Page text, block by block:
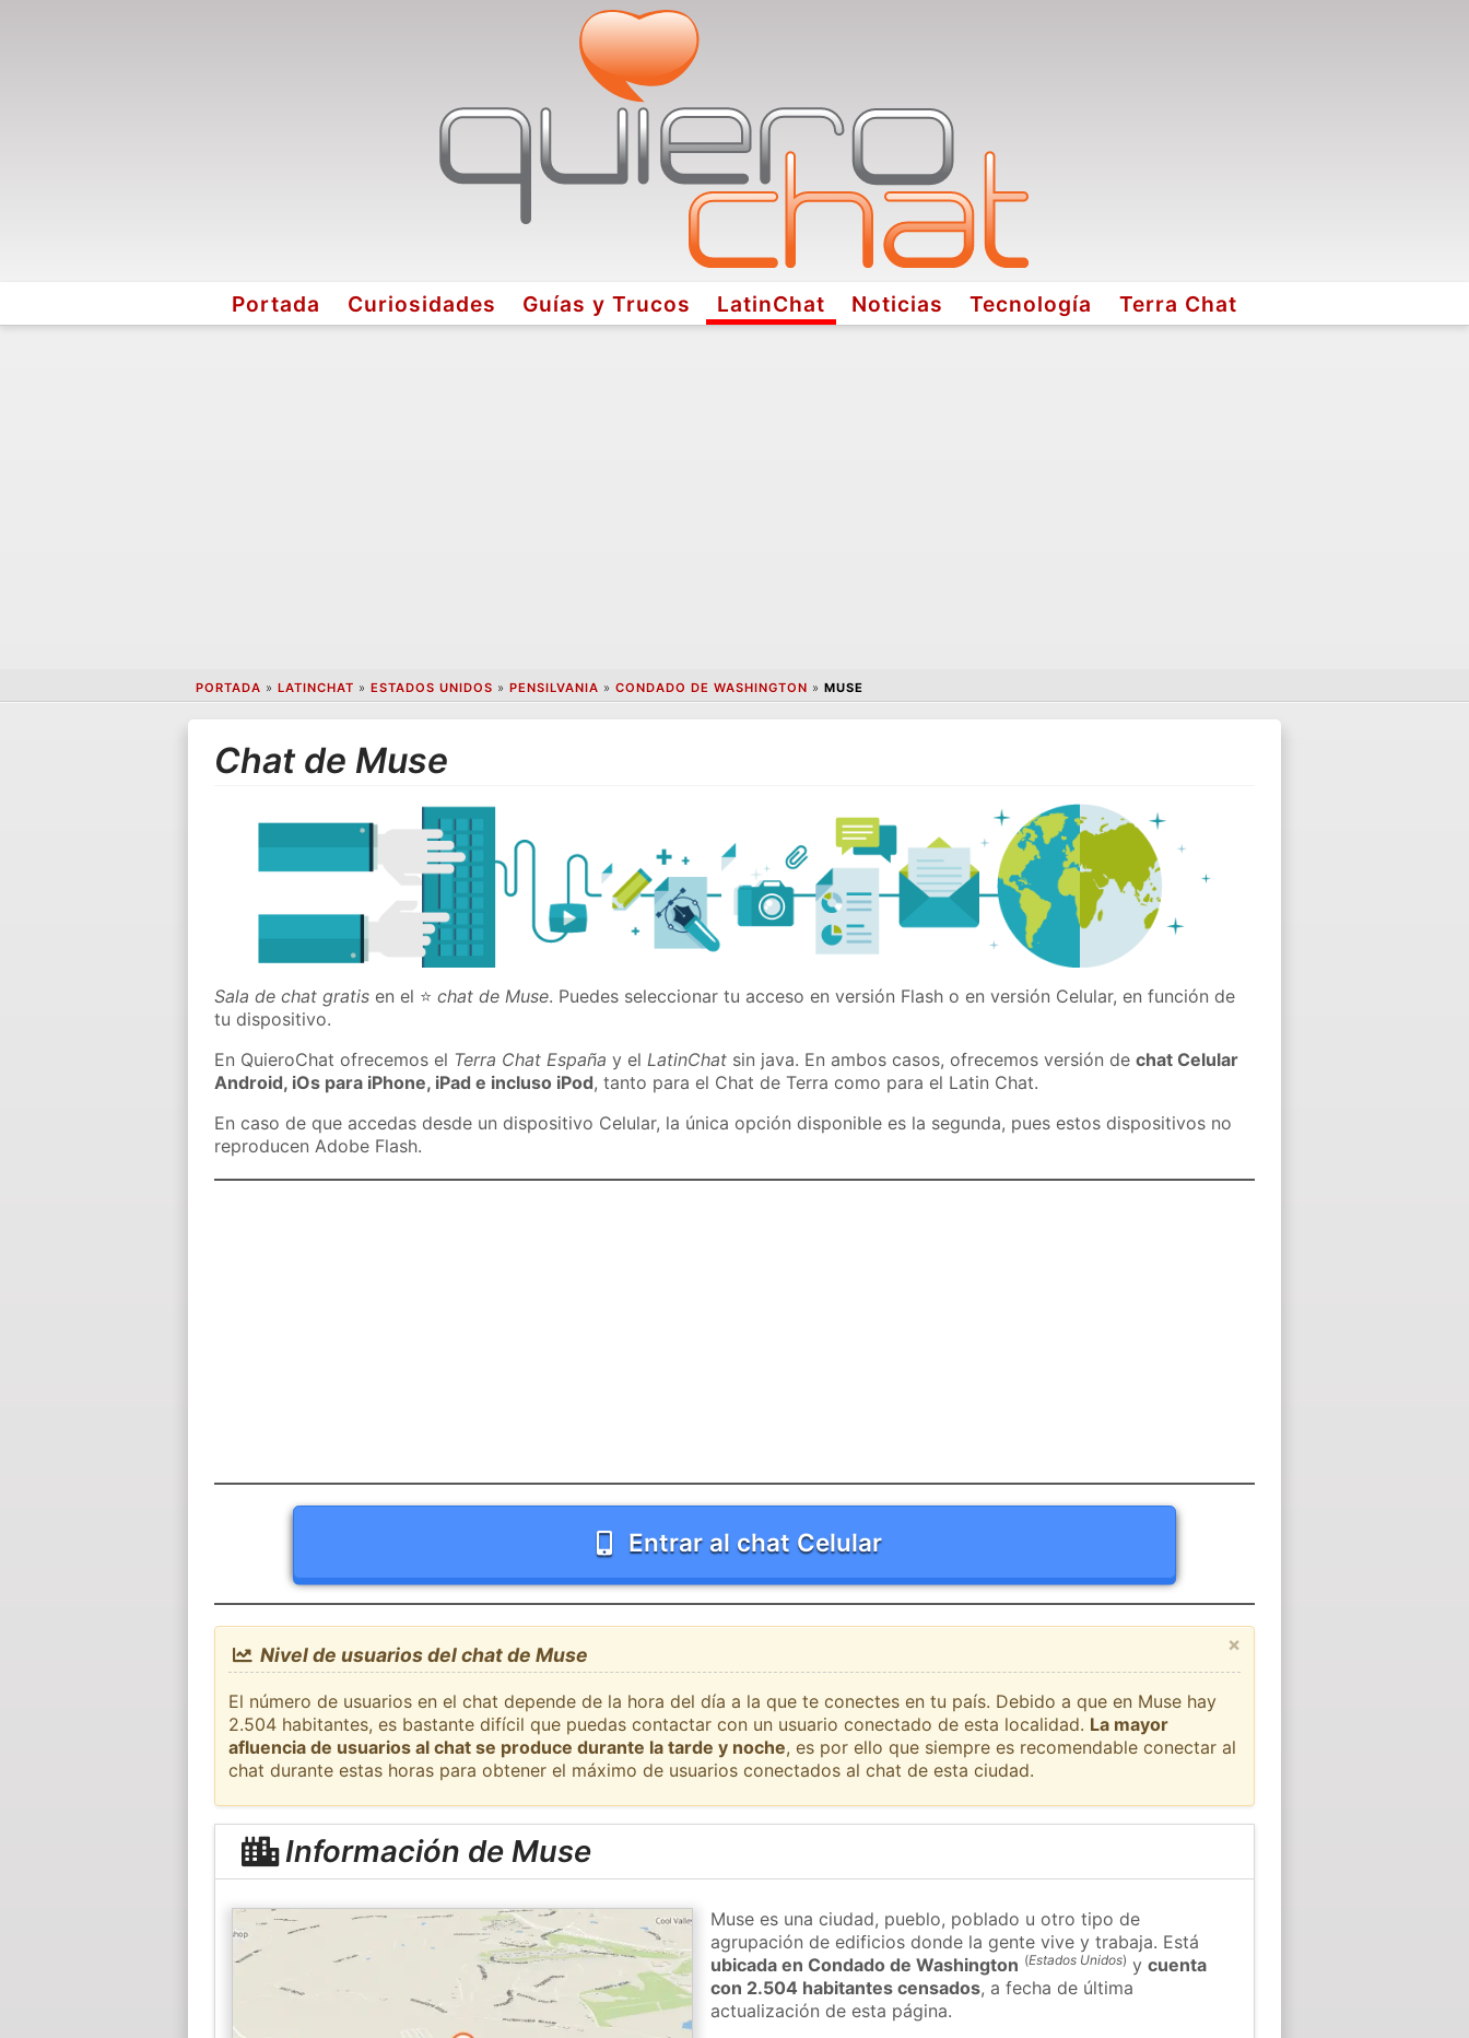
Portada Curiosidades Guías y Trucos LatinChat Noticias Tecnología Terra Chat
PORTADA » LATINCHAT » ESTADOS UNIDOS » PENSILVANIA » CONDADO DE WASHINGTON » MUSE
Chat de Muse
Sala de chat gratis en el ⭐chat de Muse. Puedes seleccionar tu acceso en versión Flash o en versión Celular, en función de
tu dispositivo.
En QuieroChat ofrecemos el Terra Chat España y elLatinChat sin java. En ambos casos, ofrecemos versión dechat Celular
Android, iOs para iPhone, iPad e incluso iPod, tanto para el Chat de Terra como para el Latin Chat.
En caso de que accedas desde un dispositivo Celular, la única opción disponible es la segunda, pues estos dispositivos no
reproducen Adobe Flash.
Entrar al chat Celular
×
Nivel de usuarios del chat de Muse
El número de usuarios en el chat depende de la hora del día a la que te conectes en tu país. Debido a que en Muse hay
2.504 habitantes, es bastante difícil que puedas contactar con un usuario conectado de esta localidad. La mayor
afluencia de usuarios al chat se produce durante la tarde y noche, es por ello que siempre es recomendable conectar al
chat durante estas horas para obtener el máximo de usuarios conectados al chat de esta ciudad.
Información de Muse
Muse es una ciudad, pueblo, poblado u otro tipo de
agrupación de edificios donde la gente vive y trabaja. Está
ubicada en Condado de Washington (Estados Unidos) ycuenta
con 2.504 habitantes censados, a fecha de última
actualización de esta página.